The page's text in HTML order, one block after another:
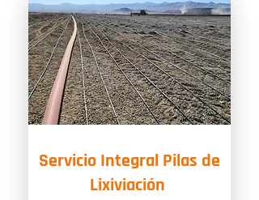
Servicio Integral Pilas de
Lixiviación